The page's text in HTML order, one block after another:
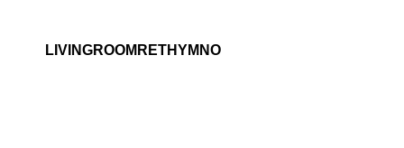
LIVINGROOMRETHYMNO